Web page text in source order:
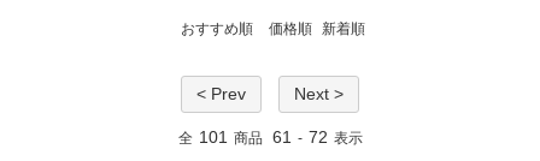
おすすめ順 価格順 新着順
< Prev Next >
全 101 商品 61 - 72 表示